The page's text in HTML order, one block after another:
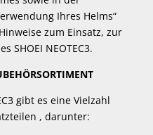
Ihres Helms“
zum Einsatz, zur
SHOEI NEOTEC3.
gibt es eine Vielzahl
, darunter: